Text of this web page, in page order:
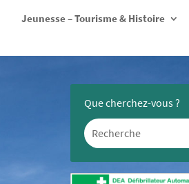
Jeunesse – Tourisme & Histoire